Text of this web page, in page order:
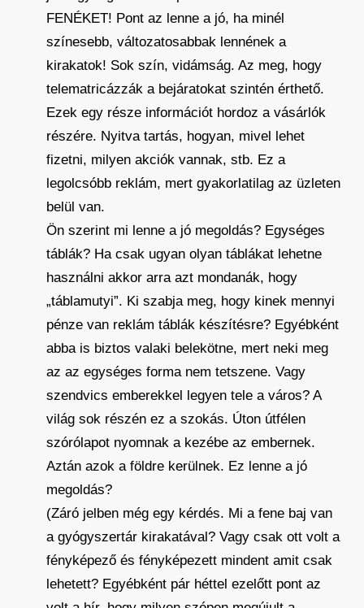
FENÉKET! Pont az lenne a jó, ha minél
színesebb, változatosabbak lennének a
kirakatok! Sok szín, vidámság. Az meg, hogy
telematricázzák a bejáratokat szintén érthető.
Ezek egy része információt hordoz a vásárlók
részére. Nyitva tartás, hogyan, mivel lehet
fizetni, milyen akciók vannak, stb. Ez a
legolcsóbb reklám, mert gyakorlatilag az üzleten
belül van.
Ön szerint mi lenne a jó megoldás? Egységes
táblák? Ha csak ugyan olyan táblákat lehetne
használni akkor arra azt mondanák, hogy
„táblamutyi”. Ki szabja meg, hogy kinek mennyi
pénze van reklám táblák készítésre? Egyébként
abba is biztos valaki belekötne, mert neki meg
az az egységes forma nem tetszene. Vagy
szendvics emberekkel legyen tele a város? A
világ sok részén ez a szokás. Úton útfélen
szórólapot nyomnak a kezébe az embernek.
Aztán azok a földre kerülnek. Ez lenne a jó
megoldás?
(Záró jelben még egy kérdés. Mi a fene baj van
a gyógyszertár kirakatával? Vagy csak ott volt a
fényképező és fényképezett mindent amit csak
lehetett? Egyébként pár héttel ezelőtt pont az